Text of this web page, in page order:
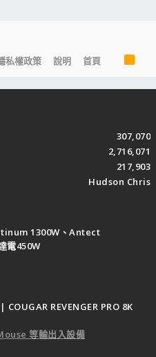
私權政策 說明 首頁
R
S
S
307,070
2,716,071
217,903
Hudson Chris
1300W、Antect
電450W
COUGAR REVENGER PRO 8K
等輸出入設備